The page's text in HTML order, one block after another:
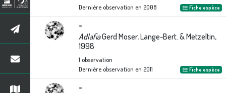
Dernière observation en 2008 Fiche espèce
-
AdlafiaGerd Moser, Lange-Bert. & Metzeltin,
1998
1 observation
Dernière observation en 2011 Fiche espèce
-